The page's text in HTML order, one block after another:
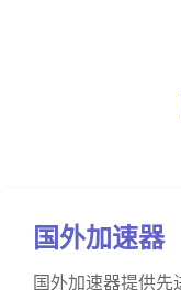
国外加速器
国外加速器提供先